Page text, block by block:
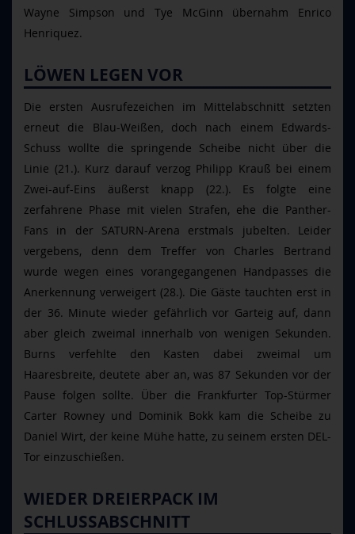
Wayne Simpson und Tye McGinn übernahm Enrico
Henriquez.
LÖWEN LEGEN VOR
Die ersten Ausrufezeichen im Mittelabschnitt setzten
erneut die Blau-Weißen, doch nach einem Edwards-
Schuss wollte die springende Scheibe nicht über die
Linie (21.). Kurz darauf verzog Philipp Krauß bei einem
Zwei-auf-Eins äußerst knapp (22.). Es folgte eine
zerfahrene Phase mit vielen Strafen, ehe die Panther-
Fans in der SATURN-Arena erstmals jubelten. Leider
vergebens, denn dem Treffer von Charles Bertrand
wurde wegen eines vorangegangenen Handpasses die
Anerkennung verweigert (28.). Die Gäste tauchten erst in
der 36. Minute wieder gefährlich vor Garteig auf, dann
aber gleich zweimal innerhalb von wenigen Sekunden.
Burns verfehlte den Kasten dabei zweimal um
Haaresbreite, deutete aber an, was 87 Sekunden vor der
Pause folgen sollte. Über die Frankfurter Top-Stürmer
Carter Rowney und Dominik Bokk kam die Scheibe zu
Daniel Wirt, der keine Mühe hatte, zu seinem ersten DEL-
Tor einzuschießen.
WIEDER DREIERPACK IM
SCHLUSSABSCHNITT